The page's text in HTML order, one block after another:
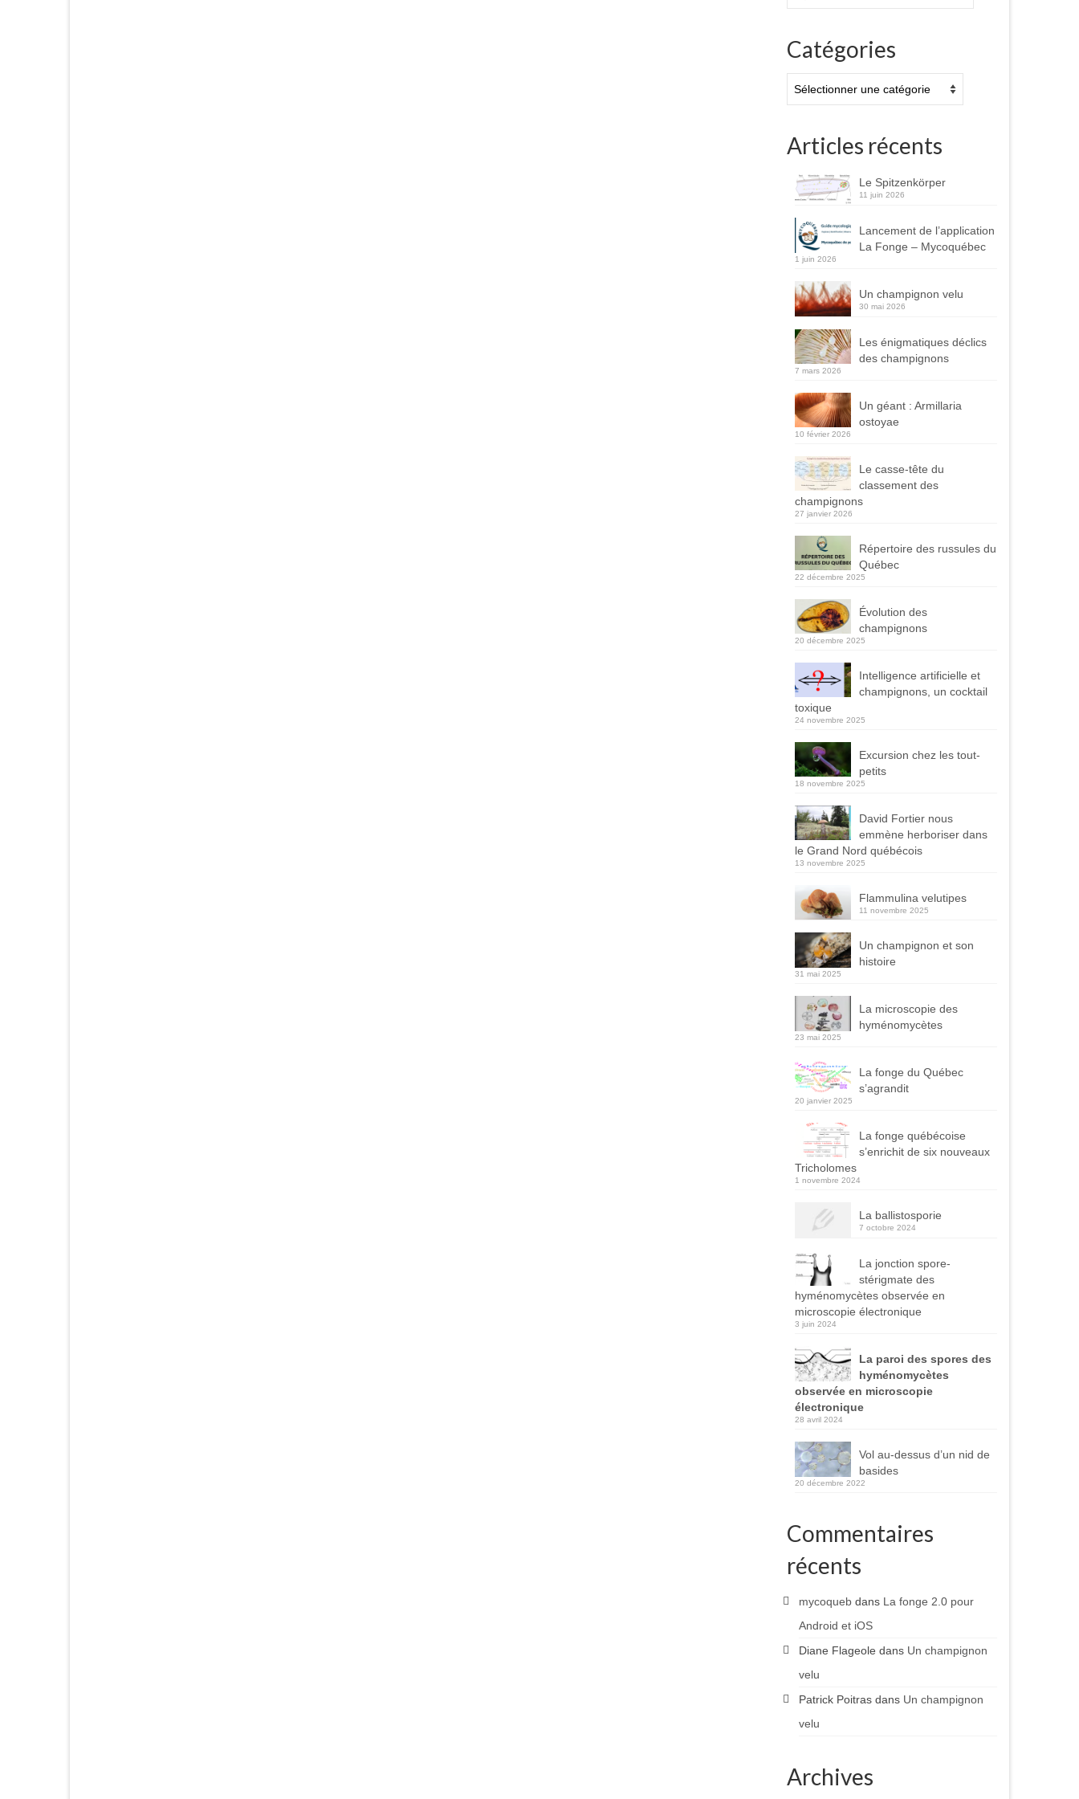
Catégories
Articles récents
Le Spitzenkörper
11 juin 2026
Lancement de l’application
La Fonge – Mycoquébec
1 juin 2026
Un champignon velu
30 mai 2026
Les énigmatiques déclics
des champignons
7 mars 2026
Un géant : Armillaria
ostoyae
10 février 2026
Le casse-tête du
classement des
champignons
27 janvier 2026
Répertoire des russules du
Québec
22 décembre 2025
Évolution des
champignons
20 décembre 2025
Intelligence artificielle et
champignons, un cocktail
toxique
24 novembre 2025
Excursion chez les tout-
petits
18 novembre 2025
David Fortier nous
emmène herboriser dans
le Grand Nord québécois
13 novembre 2025
Flammulina velutipes
11 novembre 2025
Un champignon et son
histoire
31 mai 2025
La microscopie des
hyménomycètes
23 mai 2025
La fonge du Québec
s’agrandit
20 janvier 2025
La fonge québécoise
s’enrichit de six nouveaux
Tricholomes
1 novembre 2024
La ballistosporie
7 octobre 2024
La jonction spore-
stérigmate des
hyménomycètes observée en
microscopie électronique
3 juin 2024
La paroi des spores des
hyménomycètes
observée en microscopie
électronique
28 avril 2024
Vol au-dessus d’un nid de
basides
20 décembre 2022
Commentaires
récents
mycoquebdans La fonge 2.0 pour
Android et iOS
Diane Flageole dans Un champignon
velu
Patrick Poitrasdans Un champignon
velu
Archives